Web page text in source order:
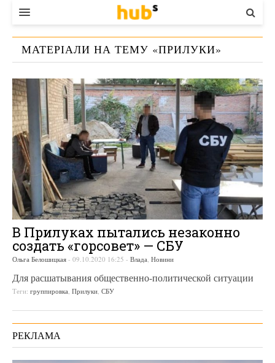
ВЛАДА
ЕКОНОМІКА
БІЗНЕС
СТАРТЕР
КОНТАКТИ
МАТЕРІАЛИ НА ТЕМУ «ПРИЛУКИ»
В Прилуках пытались незаконно
создать «горсовет» — СБУ
Ольга Белошицкая - 09.10.2020 16:25 - Влада Новини
Для расшатывания общественно-политической ситуации
Теги: группировка Прилуки СБУ
РЕКЛАМА